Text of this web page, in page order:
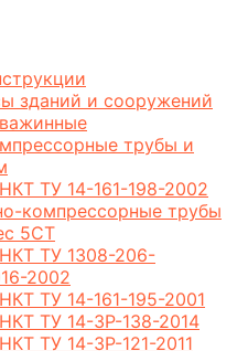
зданий и сооружений
трубы и
ТУ 14-161-198-2002
компрессорные трубы
5CT
ТУ 1308-206-
2002
ТУ 14-161-195-2001
ТУ 14-3Р-138-2014
ТУ 14-3Р-121-2011